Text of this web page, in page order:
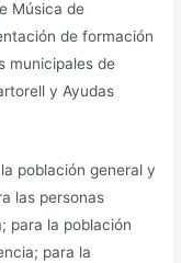
Música de
de formación
municipales de
y Ayudas
población general y
las personas
para la población
para la